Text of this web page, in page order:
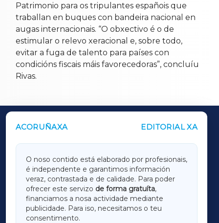
Patrimonio para os tripulantes españois que
traballan en buques con bandeira nacional en
augas internacionais. “O obxectivo é o de
estimular o relevo xeracional e, sobre todo,
evitar a fuga de talento para países con
condicións fiscais máis favorecedoras”, concluíu
Rivas.
ACORUÑAXA EDITORIAL XA
O noso contido está elaborado por profesionais,
é independente e garantimos información
veraz, contrastada e de calidade. Para poder
ofrecer este servizo de forma gratuíta,
financiamos a nosa actividade mediante
publicidade. Para iso, necesitamos o teu
consentimento.
OUTROS PERIÓDICOS
LUGOXA
TERRACHAXA